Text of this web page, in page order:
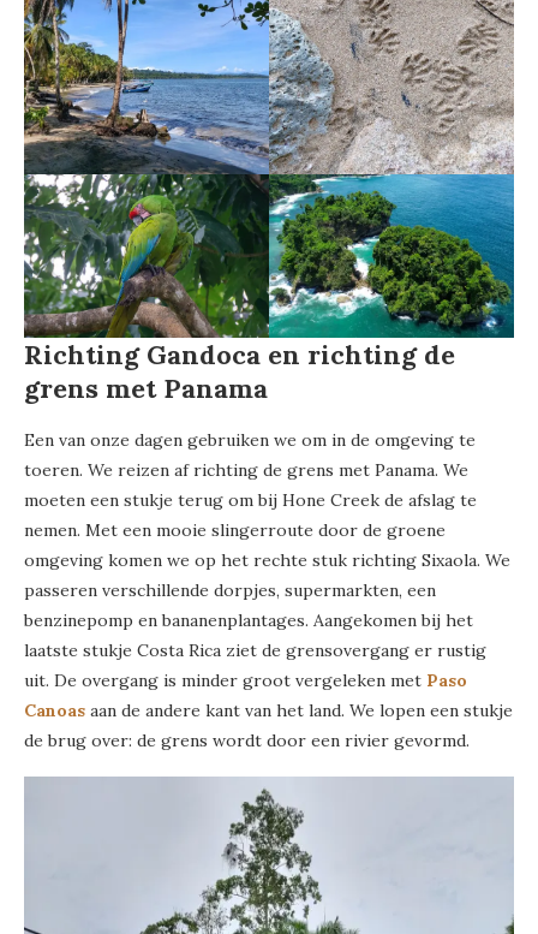
Richting Gandoca en richting de
grens met Panama
Een van onze dagen gebruiken we om in de omgeving te
toeren. We reizen af richting de grens met Panama. We
moeten een stukje terug om bij Hone Creek de afslag te
nemen. Met een mooie slingerroute door de groene
omgeving komen we op het rechte stuk richting Sixaola. We
passeren verschillende dorpjes, supermarkten, een
benzinepomp en bananenplantages. Aangekomen bij het
laatste stukje Costa Rica ziet de grensovergang er rustig
uit. De overgang is minder groot vergeleken met Paso
Canoas aan de andere kant van het land. We lopen een stukje
de brug over: de grens wordt door een rivier gevormd.